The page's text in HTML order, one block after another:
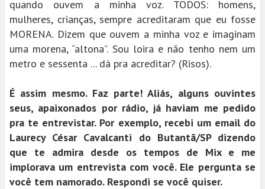
quando ouvem a minha voz. TODOS: homens,
mulheres, crianças, sempre acreditaram que eu fosse
MORENA. Dizem que ouvem a minha voz e imaginam
uma morena, “altona”. Sou loira e não tenho nem um
metro e sessenta ... dá pra acreditar? (Risos).
É assim mesmo. Faz parte! Aliás, alguns ouvintes
seus, apaixonados por rádio, já haviam me pedido
pra te entrevistar. Por exemplo, recebi um email do
Laurecy César Cavalcanti do Butantã/SP dizendo
que te admira desde os tempos de Mix e me
implorava um entrevista com você. Ele pergunta se
você tem namorado. Respondi se você quiser.